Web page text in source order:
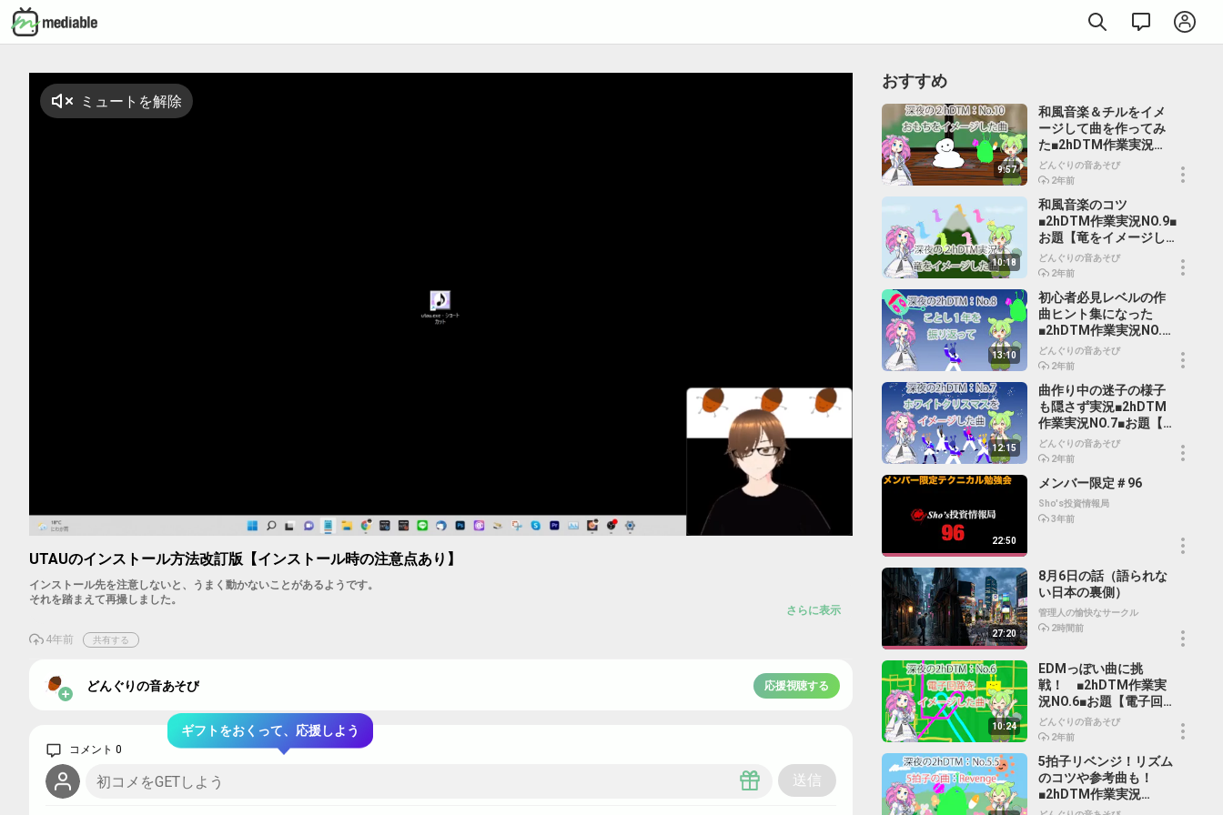
Unmute
ミュートを解除
UTAUのインストール方法改訂版【インストール時の注意点あり】
インストール先を注意しないと、うまく動かないことがあるようです。
それを踏まえて再撮しました。
00:48 インストールの注意点
06:15 UTAUのインストール方法改訂版
■この動画のまとめブログはこちら
otoasobidayo.com/utauin220310
■音源の追加方法はこちら【UTAU音源の追加方法と注意点】
mediable.jp/videos/watch/6f330395-6fd1-4b38-9b22-c1107ec0ee48
さらに表示
4年前 共有する
どんぐりの音あそび 応援視聴する
コメント 0
ギフトをおくって、応援しよう
送信
おすすめ
9:57
和風音楽＆チルをイメ
ージして曲を作ってみ
た■2hDTM作業実況
NO.10■お題【おもちを
イメージした曲】
どんぐりの音あそび
2年前
10:18
和風音楽のコツ
■2hDTM作業実況NO.9■
お題【竜をイメージし
た曲】
どんぐりの音あそび
2年前
13:10
初心者必見レベルの作
曲ヒント集になった
■2hDTM作業実況NO.8■
お題【今年一年を振り
返って】
どんぐりの音あそび
2年前
12:15
曲作り中の迷子の様子
も隠さず実況■2hDTM
作業実況NO.7■お題【ホ
ワイトクリスマスをイ
メージした曲】
どんぐりの音あそび
2年前
22:50
メンバー限定＃96
Sho's投資情報局
3年前
27:20
8月6日の話（語られな
い日本の裏側）
管理人の愉快なサークル
2時間前
10:24
EDMっぽい曲に挑
戦！　■2hDTM作業実
況NO.6■お題【電子回路
をイメージした曲】
どんぐりの音あそび
2年前
5拍子リベンジ！リズム
のコツや参考曲も！
■2hDTM作業実況
NO.5.5■お題【５拍子の